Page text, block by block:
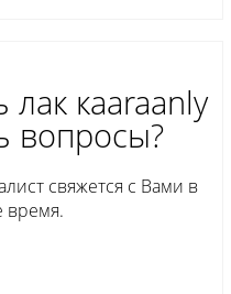
лак кaaraanly
вопросы?
свяжется с Вами в
время.